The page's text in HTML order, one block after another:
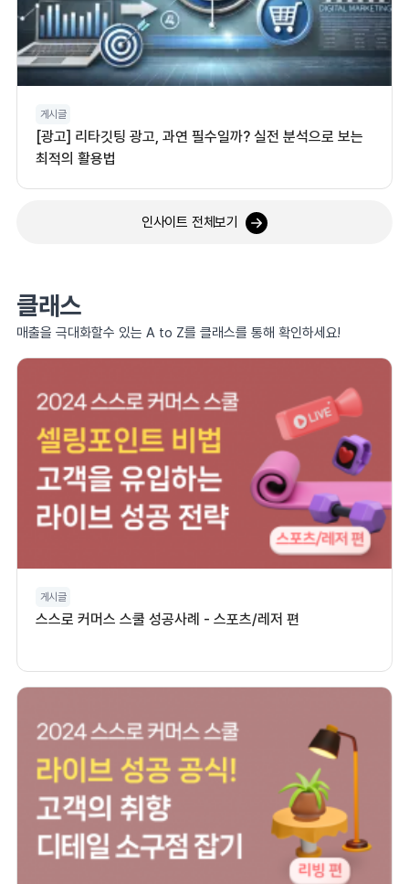
게시글
[광고] 리타깃팅 광고, 과연 필수일까? 실전 분석으로 보는
최적의 활용법
인사이트 전체보기
클래스
매출을 극대화할수 있는 A to Z를 클래스를 통해 확인하세요!
게시글
스스로 커머스 스쿨 성공사례 - 스포츠/레저 편